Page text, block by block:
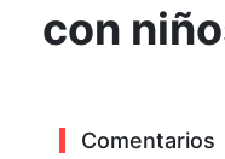
con
Comentarios